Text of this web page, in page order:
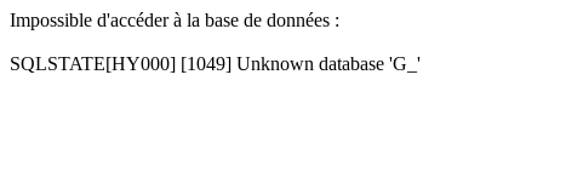
Impossible d'accéder à la base de données :
SQLSTATE[HY000] [1049] Unknown database 'G_'